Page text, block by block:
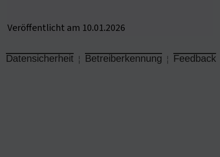
Veröffentlicht am 10.01.2026
Datensicherheit ¦ Betreiberkennung ¦ Feedback